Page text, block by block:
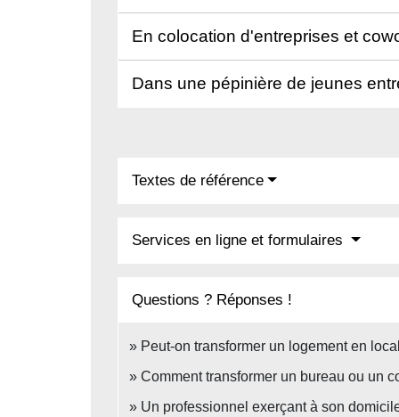
En colocation d'entreprises et
Dans une pépinière de jeunes
Textes de référence
Services en ligne et formulaires
Questions ? Réponses !
Peut-on transformer un logement en
Comment transformer un bureau ou un
Un professionnel exerçant à son